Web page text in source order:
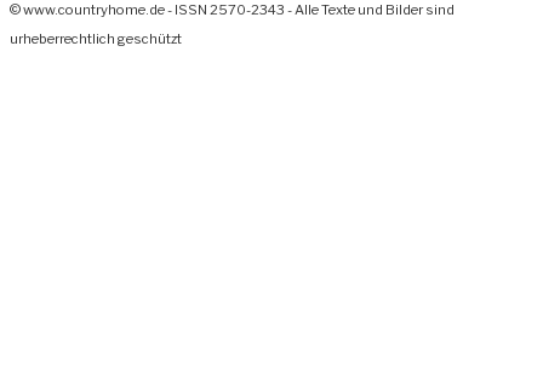
© www.countryhome.de - ISSN 2570-2343 - Alle Texte und Bilder sind
urheberrechtlich geschützt